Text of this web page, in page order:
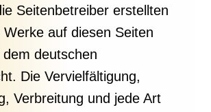
Seitenbetreiber erstellten
Werke auf diesen Seiten
deutschen
Die Vervielfältigung,
Verbreitung und jede Art